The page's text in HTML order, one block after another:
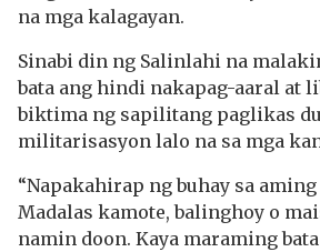
na mga kalagayan.
Sinabi din ng Salinlahi na
bata ang hindi nakapag-aaral at
biktima ng sapilitang paglikas
militarisasyon lalo na sa mga
“Napakahirap ng buhay sa
Madalas kamote, balinghoy o
namin doon. Kaya maraming